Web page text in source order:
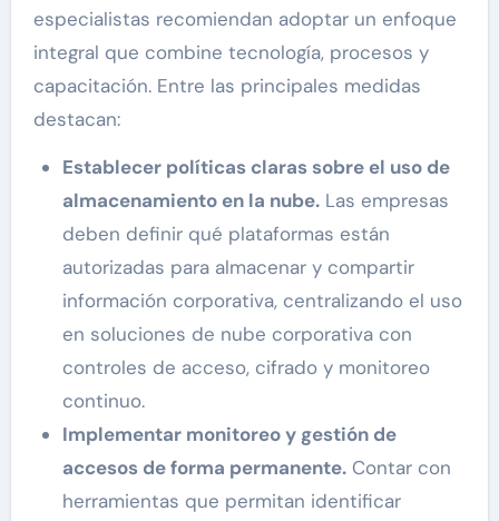
especialistas recomiendan adoptar un enfoque
integral que combine tecnología, procesos y
capacitación. Entre las principales medidas
destacan:
Establecer políticas claras sobre el uso de
almacenamiento en la nube.Las empresas
deben definir qué plataformas están
autorizadas para almacenar y compartir
información corporativa, centralizando el uso
en soluciones de nube corporativa con
controles de acceso, cifrado y monitoreo
continuo.
Implementar monitoreo y gestión de
accesos de forma permanente.Contar con
herramientas que permitan identificar